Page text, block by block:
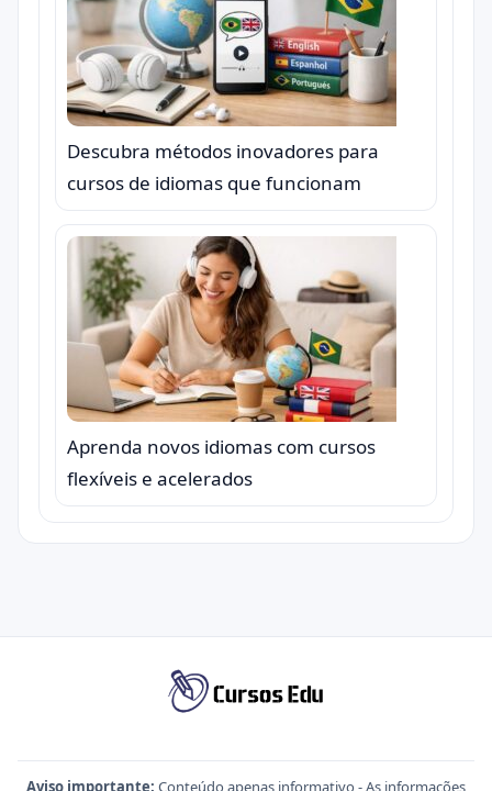
Descubra métodos inovadores para
cursos de idiomas que funcionam
Aprenda novos idiomas com cursos
flexíveis e acelerados
Aviso importante: Conteúdo apenas informativo - As informações